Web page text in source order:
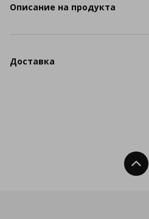
Описание на продукта
Доставка